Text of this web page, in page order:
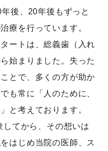
後、20年後もずっと
療を行っています。
ートは、総義歯（入れ
始まりました。失った
とで、多くの方が助か
も常に「人のために、
と考えております。
てから、その想いは
はじめ当院の医師、ス